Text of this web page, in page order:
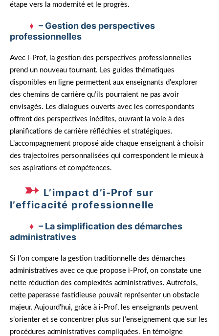
étape vers la modernité et le progrès.
– Gestion des perspectives
professionnelles
Avec i-Prof, la gestion des perspectives professionnelles
prend un nouveau tournant. Les guides thématiques
disponibles en ligne permettent aux enseignants d’explorer
des chemins de carrière qu’ils pourraient ne pas avoir
envisagés. Les dialogues ouverts avec les correspondants
offrent des perspectives inédites, ouvrant la voie à des
planifications de carrière réfléchies et stratégiques.
L’accompagnement proposé aide chaque enseignant à choisir
des trajectoires personnalisées qui correspondent le mieux à
ses aspirations et compétences.
L’impact d’i-Prof sur
l’efficacité professionnelle
– La simplification des démarches
administratives
Si l’on compare la gestion traditionnelle des démarches
administratives avec ce que propose i-Prof, on constate une
nette réduction des complexités administratives. Autrefois,
cette paperasse fastidieuse pouvait représenter un obstacle
majeur. Aujourd’hui, grâce à i-Prof, les enseignants peuvent
s’orienter et se concentrer plus sur l’enseignement que sur les
procédures administratives compliquées. En témoigne